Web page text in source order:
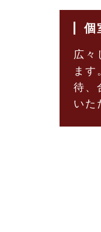
個
広々
ま
待、
いた